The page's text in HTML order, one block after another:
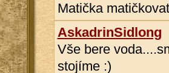
Matička
AskadrinSidlong
Vše bere
stojíme :)